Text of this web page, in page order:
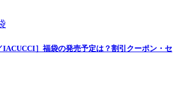
IACUCCI］福袋の発売予定は？割引クーポン・セ